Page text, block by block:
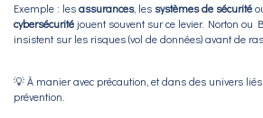
Exemple: lesassurances, les systèmes de sécurité
cybersécuritéjouent souvent sur ce levier. Norton ou
insistent sur les risques (vol de données) avant de
💡À manier avec précaution, et dans des univers
prévention.